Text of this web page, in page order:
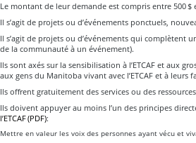
Le montant de leur demande est compris entre 500 $
Il s’agit de projets ou d’événements ponctuels,
Il s’agit de projets ou d’événements qui complètent
de la communauté à un événement).
Ils sont axés sur la sensibilisation à l’ETCAF et aux
aux gens du Manitoba vivant avec l’ETCAF et à leurs
Ils offrent gratuitement des services ou des
Ils doivent appuyer au moins l’un des principes
l’ETCAF (PDF):
Mettre en valeur les voix des personnes ayant vécu et